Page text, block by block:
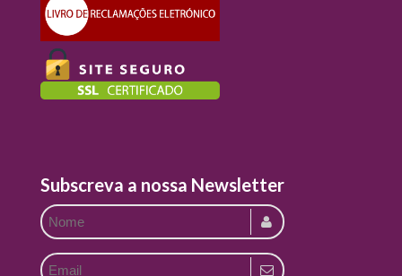
Subscreva a nossa Newsletter